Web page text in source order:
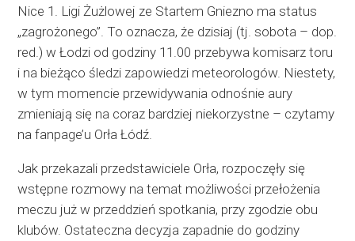
Nice 1. Ligi Żużlowej ze Startem Gniezno ma status
„zagrożonego”. To oznacza, że dzisiaj (tj. sobota – dop.
red.) w Łodzi od godziny 11.00 przebywa komisarz toru
i na bieżąco śledzi zapowiedzi meteorologów. Niestety,
w tym momencie przewidywania odnośnie aury
zmieniają się na coraz bardziej niekorzystne – czytamy
na fanpage’u Orła Łódź.
Jak przekazali przedstawiciele Orła, rozpoczęły się
wstępne rozmowy na temat możliwości przełożenia
meczu już w przeddzień spotkania, przy zgodzie obu
klubów. Ostateczna decyzja zapadnie do godziny